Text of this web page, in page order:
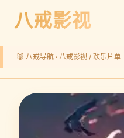
八戒影视
🐷 八戒导航 · 八戒影视 / 欢乐片单